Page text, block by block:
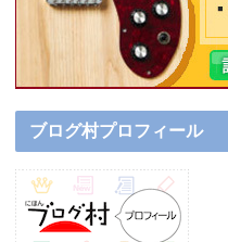
ブログ村プロフィール